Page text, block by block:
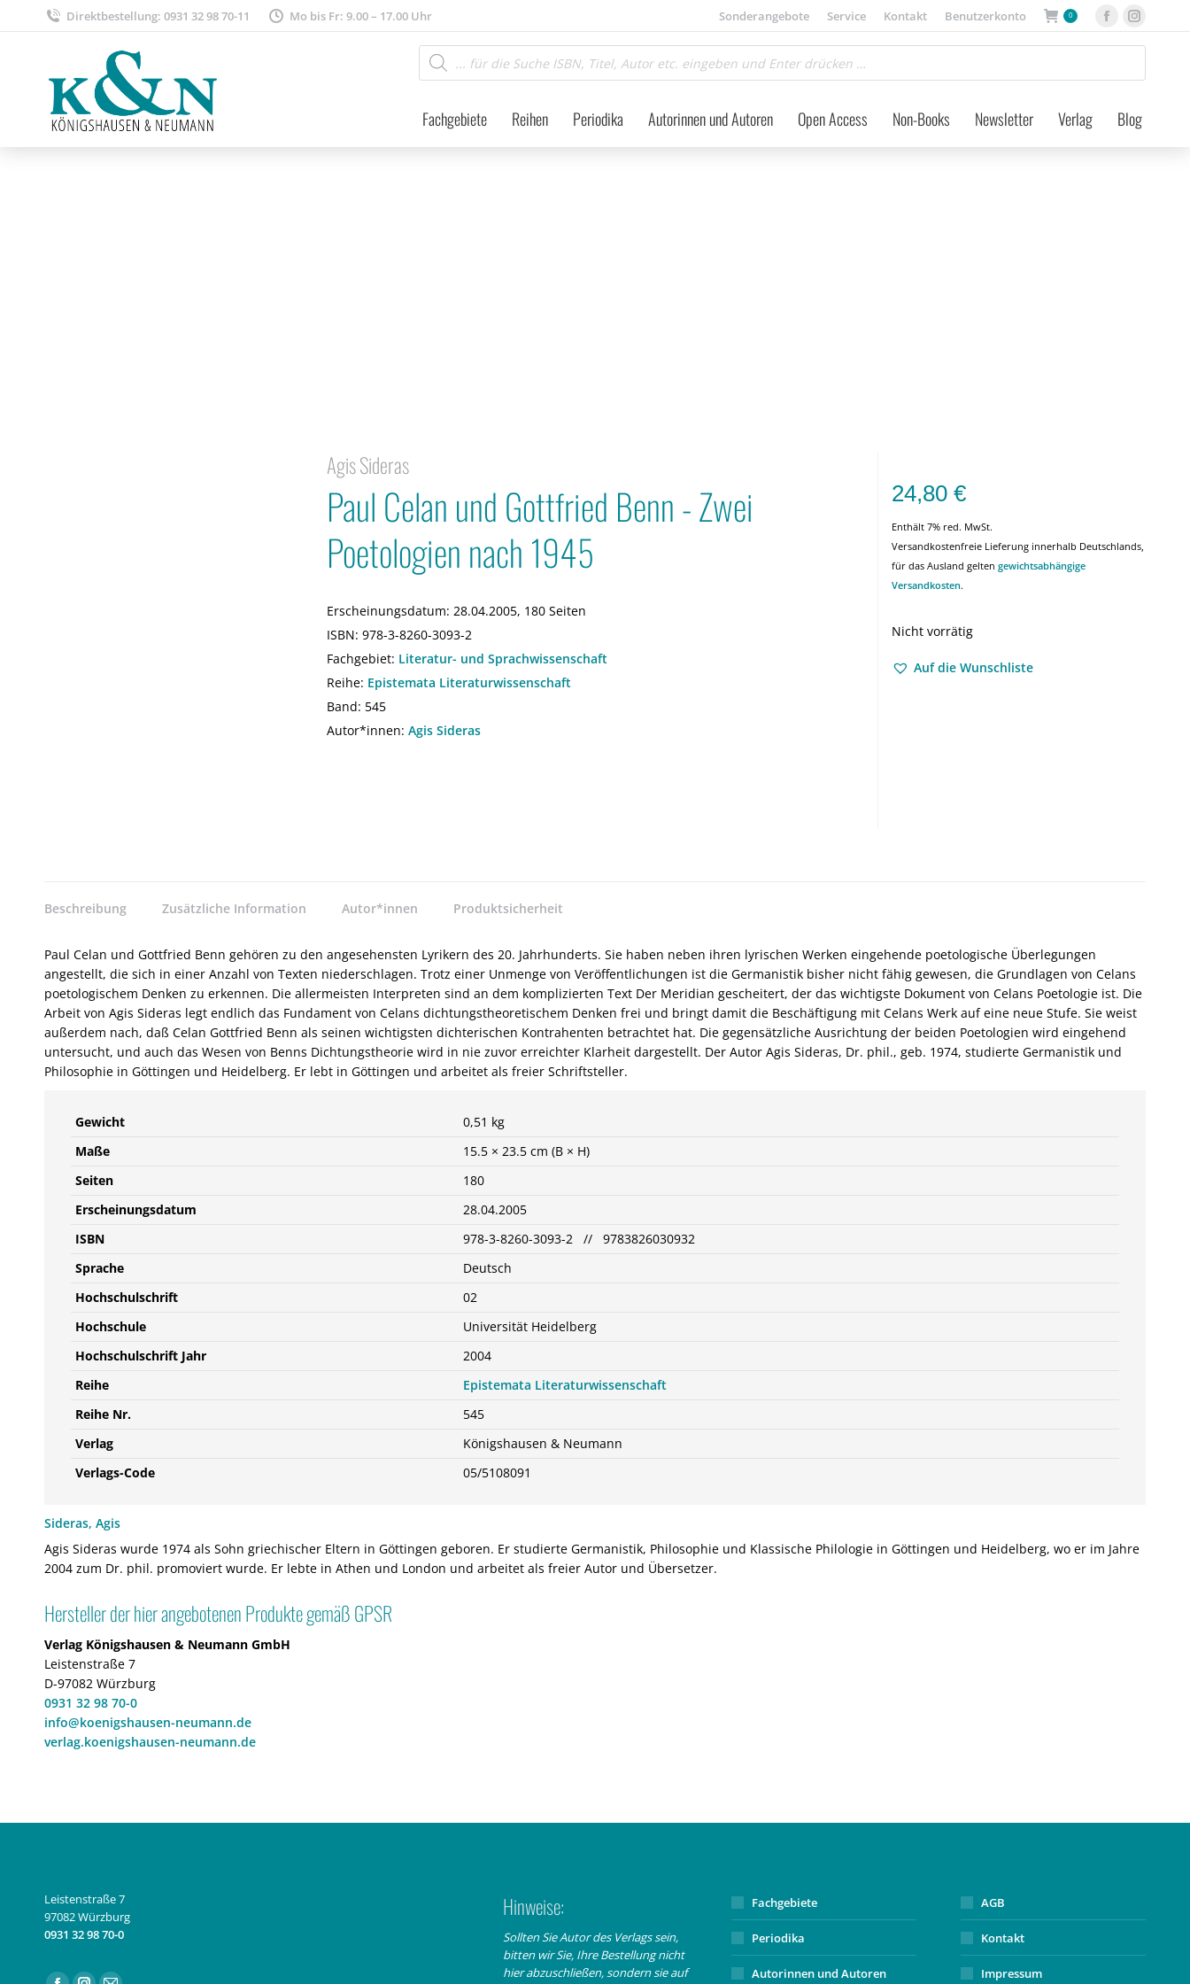
Direktbestellung: 0931 32 98 70-11 Mo bis Fr: 9.00 – 17.00 Uhr Sonderangebote Service Kontakt Benutzerkonto 0
Facebook
page
new
page
new
Products
search
Fachgebiete Reihen Periodika Autorinnen und Autoren Open Access Non-Books Newsletter Verlag Blog
Agis Sideras
Paul Celan und Gottfried Benn - Zwei
Poetologien nach 1945
Erscheinungsdatum: 28.04.2005, 180 Seiten
ISBN: 978-3-8260-3093-2
Fachgebiet: Literatur- und Sprachwissenschaft
Reihe: Epistemata Literaturwissenschaft
Band: 545
Autor*innen: Agis Sideras
24,80 €
Enthält 7% red. MwSt.
Versandkostenfreie Lieferung innerhalb Deutschlands,
für das Ausland gelten gewichtsabhängige
Versandkosten.
Nicht vorrätig
Auf die Wunschliste
Beschreibung Zusätzliche Information Autor*innen Produktsicherheit
Paul Celan und Gottfried Benn gehören zu den angesehensten Lyrikern des 20. Jahrhunderts. Sie haben neben ihren lyrischen Werken eingehende poetologische Überlegungen
angestellt, die sich in einer Anzahl von Texten niederschlagen. Trotz einer Unmenge von Veröffentlichungen ist die Germanistik bisher nicht fähig gewesen, die Grundlagen von Celans
poetologischem Denken zu erkennen. Die allermeisten Interpreten sind an dem komplizierten Text Der Meridian gescheitert, der das wichtigste Dokument von Celans Poetologie ist. Die
Arbeit von Agis Sideras legt endlich das Fundament von Celans dichtungstheoretischem Denken frei und bringt damit die Beschäftigung mit Celans Werk auf eine neue Stufe. Sie weist
außerdem nach, daß Celan Gottfried Benn als seinen wichtigsten dichterischen Kontrahenten betrachtet hat. Die gegensätzliche Ausrichtung der beiden Poetologien wird eingehend
untersucht, und auch das Wesen von Benns Dichtungstheorie wird in nie zuvor erreichter Klarheit dargestellt. Der Autor Agis Sideras, Dr. phil., geb. 1974, studierte Germanistik und
Philosophie in Göttingen und Heidelberg. Er lebt in Göttingen und arbeitet als freier Schriftsteller.
Gewicht
0,51 kg
Maße
15.5 × 23.5 cm (B × H)
Seiten
180
Erscheinungsdatum
28.04.2005
ISBN
978-3-8260-3093-2 // 9783826030932
Sprache
Deutsch
Hochschulschrift
02
Hochschule
Universität Heidelberg
Hochschulschrift Jahr
2004
Reihe
Epistemata Literaturwissenschaft
Reihe Nr.
545
Verlag
Königshausen & Neumann
Verlags-Code
05/5108091
Sideras, Agis
Agis Sideras wurde 1974 als Sohn griechischer Eltern in Göttingen geboren. Er studierte Germanistik, Philosophie und Klassische Philologie in Göttingen und Heidelberg, wo er im Jahre
2004 zum Dr. phil. promoviert wurde. Er lebte in Athen und London und arbeitet als freier Autor und Übersetzer.
Hersteller der hier angebotenen Produkte gemäß GPSR
Verlag Königshausen & Neumann GmbH
Leistenstraße 7
D-97082 Würzburg
0931 32 98 70-0
info@koenigshausen-neumann.de
verlag.koenigshausen-neumann.de
Leistenstraße 7
97082 Würzburg
0931 32 98 70-0
Finden Sie uns auf:
Hinweise:
Sollten Sie Autor des Verlags sein,
bitten wir Sie, Ihre Bestellung nicht
hier abzuschließen, sondern sie auf
Fachgebiete
Periodika
Autorinnen und Autoren
AGB
Kontakt
Impressum